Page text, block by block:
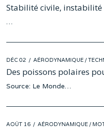
ON
16
Stabilité civile,
…
POSTED
ON
DÉC 02 NOV
27
AÉRODYNAMIQUE /
Des poissons polaires
Source: Le Monde…
POSTED
AOÛT 16 AÉRODYNAMIQUE /